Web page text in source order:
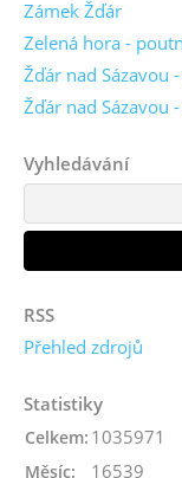
Zámek Žďár
Zelená hora -
Žďár nad Sázavou
Žďár nad Sázavou
Vyhledávání
RSS
Přehled zdrojů
Statistiky
Celkem: 1035971
Měsíc: 16539